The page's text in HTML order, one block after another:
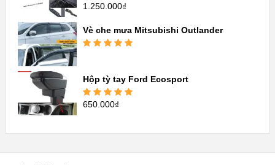
Được xếp
1.250.000₫
Vè che mưa Mitsubishi Outlander
Hộp tỳ tay Ford Ecosport
Được xếp
650.000₫